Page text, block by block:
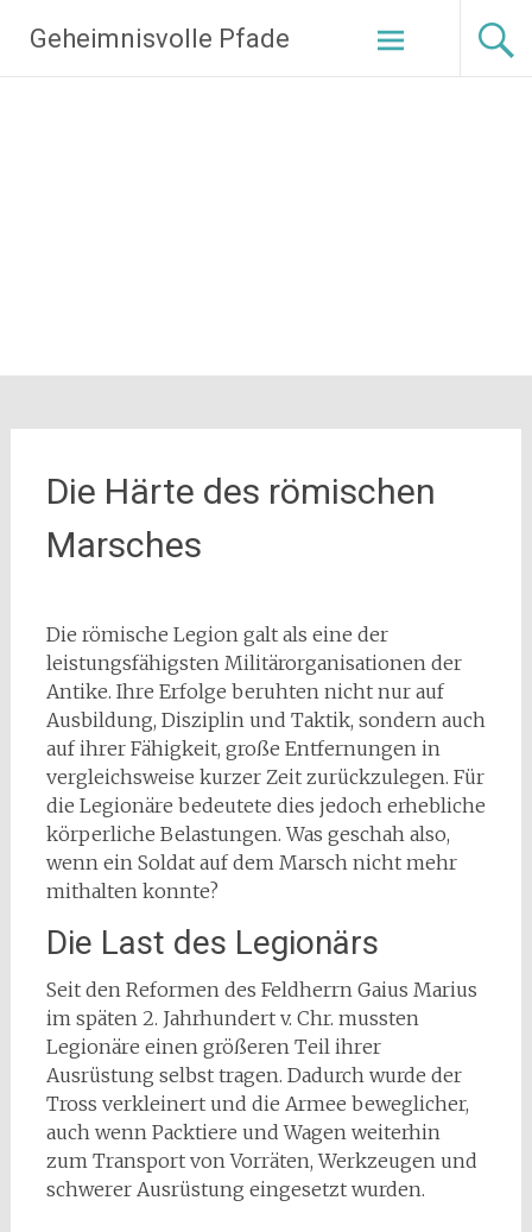
Inhalt
springen
Geheimnisvolle Pfade
Die Härte des römischen
Marsches
Die römische Legion galt als eine der
leistungsfähigsten Militärorganisationen der
Antike. Ihre Erfolge beruhten nicht nur auf
Ausbildung, Disziplin und Taktik, sondern auch
auf ihrer Fähigkeit, große Entfernungen in
vergleichsweise kurzer Zeit zurückzulegen. Für
die Legionäre bedeutete dies jedoch erhebliche
körperliche Belastungen. Was geschah also,
wenn ein Soldat auf dem Marsch nicht mehr
mithalten konnte?
Die Last des Legionärs
Seit den Reformen des Feldherrn Gaius Marius
im späten 2. Jahrhundert v. Chr. mussten
Legionäre einen größeren Teil ihrer
Ausrüstung selbst tragen. Dadurch wurde der
Tross verkleinert und die Armee beweglicher,
auch wenn Packtiere und Wagen weiterhin
zum Transport von Vorräten, Werkzeugen und
schwerer Ausrüstung eingesetzt wurden.